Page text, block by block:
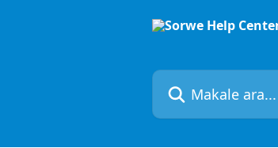
Makale ara...